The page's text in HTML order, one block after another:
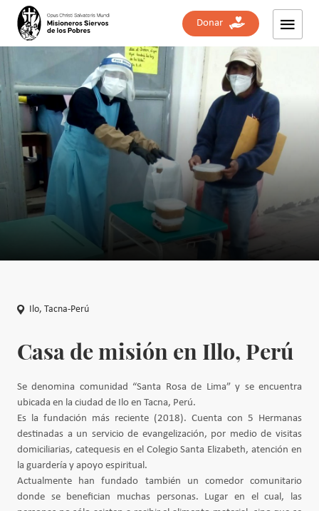
Donar
Ilo, Tacna-Perú
Casa de misión en Illo, Perú
Se denomina comunidad “Santa Rosa de Lima” y se encuentra
ubicada en la ciudad de Ilo en Tacna, Perú.
Es la fundación más reciente (2018). Cuenta con 5 Hermanas
destinadas a un servicio de evangelización, por medio de visitas
domiciliarias, catequesis en el Colegio Santa Elizabeth, atención en
la guardería y apoyo espiritual.
Actualmente han fundado también un comedor comunitario
donde se benefician muchas personas. Lugar en el cual, las